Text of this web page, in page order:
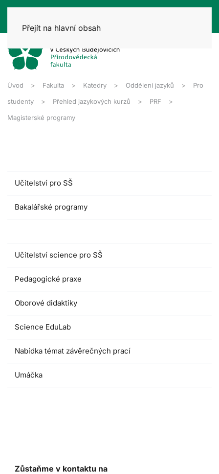
Přejít na hlavní obsah
Úvod Fakulta Katedry Oddělení jazyků Pro
studenty Přehled jazykových kurzů PRF
Magisterské programy
Učitelství pro SŠ
Bakalářské programy
Učitelství science pro SŠ
Pedagogické praxe
Oborové didaktiky
Science EduLab
Nabídka témat závěrečných prací
Umáčka
Zůstaňme v kontaktu na